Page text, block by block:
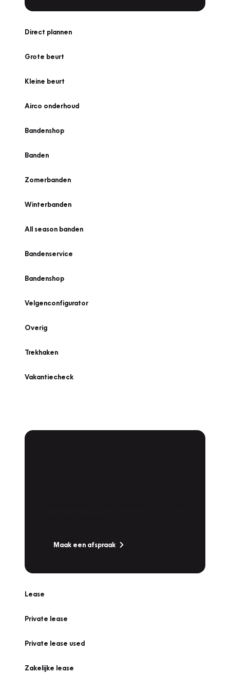
Direct plannen
Grote beurt
Kleine beurt
Airco onderhoud
Bandenshop
Banden
Zomerbanden
Winterbanden
All season banden
Bandenservice
Bandenshop
Velgenconfigurator
Overig
Trekhaken
Vakantiecheck
Maak een afspraak
Lease
Private lease
Private lease used
Zakelijke lease